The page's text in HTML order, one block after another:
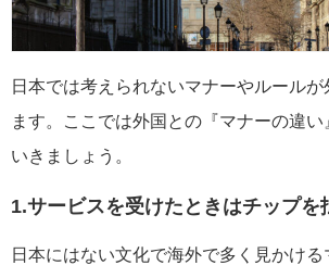
日本では考えられないマナーやルールが
ます。ここでは外国との『マナーの違
いきましょう。
1.サービスを受けたときはチップを
日本にはない文化で海外で多く見かける